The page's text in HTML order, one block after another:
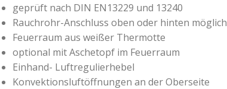
geprüft nach DIN EN13229 und 13240
Rauchrohr-Anschluss oben oder hinten möglich
Feuerraum aus weißer Thermotte
optional mit Aschetopf im Feuerraum
Einhand- Luftregulierhebel
Konvektionsluftöffnungen an der Oberseite